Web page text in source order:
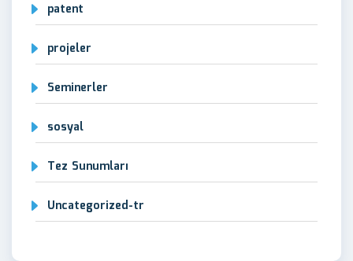
patent
projeler
Seminerler
sosyal
Tez Sunumları
Uncategorized-tr